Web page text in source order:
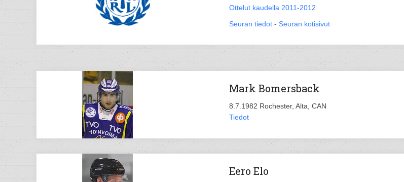
Ottelut kaudella 2011-2012
Seuran tiedot - Seuran kotisivut
Mark Bomersback
8.7.1982 Rochester, Alta, CAN
Tiedot
Eero Elo